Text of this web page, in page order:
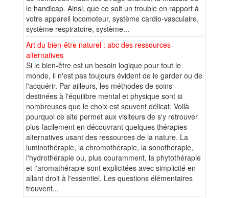
le handicap. Ainsi, que ce soit un trouble en rapport à
votre appareil locomoteur, système cardio-vasculaire,
système respiratoire, système...
Art du bien-être naturel : abc des ressources
alternatives
Si le bien-être est un besoin logique pour tout le
monde, il n'est pas toujours évident de le garder ou de
l'acquérir. Par ailleurs, les méthodes de soins
destinées à l'équilibre mental et physique sont si
nombreuses que le choix est souvent délicat. Voilà
pourquoi ce site permet aux visiteurs de s'y retrouver
plus facilement en découvrant quelques thérapies
alternatives usant des ressources de la nature. La
luminothérapie, la chromothérapie, la sonothérapie,
l'hydrothérapie ou, plus couramment, la phytothérapie
et l'aromathérapie sont explicitées avec simplicité en
allant droit à l'essentiel. Les questions élémentaires
trouvent...